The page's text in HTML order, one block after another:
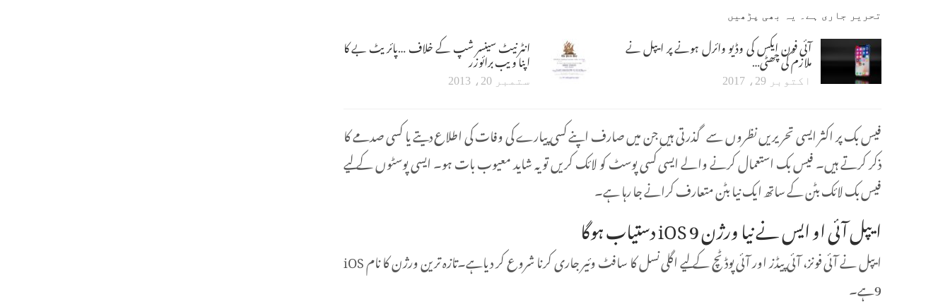
تحریر جاری ہے۔ یہ بھی پڑھیں
آئی فون ایکس کی وڈیو وائرل ہونے پر ایپل نے
ملازم کی چھٹی…
اکتوبر 29، 2017
انٹرنیٹ سینسر شپ کے خلاف …پائریٹ بے کا
اپنا ویب برائوزر
ستمبر 20، 2013
فیس بک پر اکثر ایسی تحریریں نظروں سے گذرتی ہیں جن میں صارف اپنے کسی پیارے کی وفات کی اطلاع دیتے یا کسی صدمے کا
ذکر کرتے ہیں۔ فیس بک استعمال کرنے والے ایسی کسی پوسٹ کو لائک کریں تو یہ شاید معیوب بات ہو۔ ایسی پوسٹوں کے لیے
فیس بک لائک بٹن کے ساتھ ایک نیا بٹن متعارف کرانے جا رہا ہے۔
ایپل آئی او ایس نے نیا ورژن iOS 9 دستیاب ہوگا
ایپل نے آئی فونز، آئی پیڈز اور آئی پوڈ ٹچ کے لیے اگلی نسل کا سافٹ وئیر جاری کرنا شروع کر دیاہے۔تازہ ترین ورژن کا نام iOS
9ہے۔